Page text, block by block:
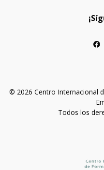
© 2026 Centro Internacional
Todos los